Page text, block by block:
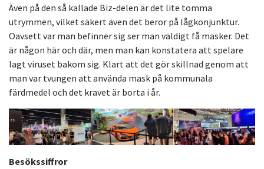
Även på den så kallade Biz-delen är det lite tomma
utrymmen, vilket säkert även det beror på lågkonjunktur.
Oavsett var man befinner sig ser man väldigt få masker. Det
är någon här och där, men man kan konstatera att spelare
lagt viruset bakom sig. Klart att det gör skillnad genom att
man var tvungen att använda mask på kommunala
färdmedel och det kravet är borta i år.
Besökssiffror